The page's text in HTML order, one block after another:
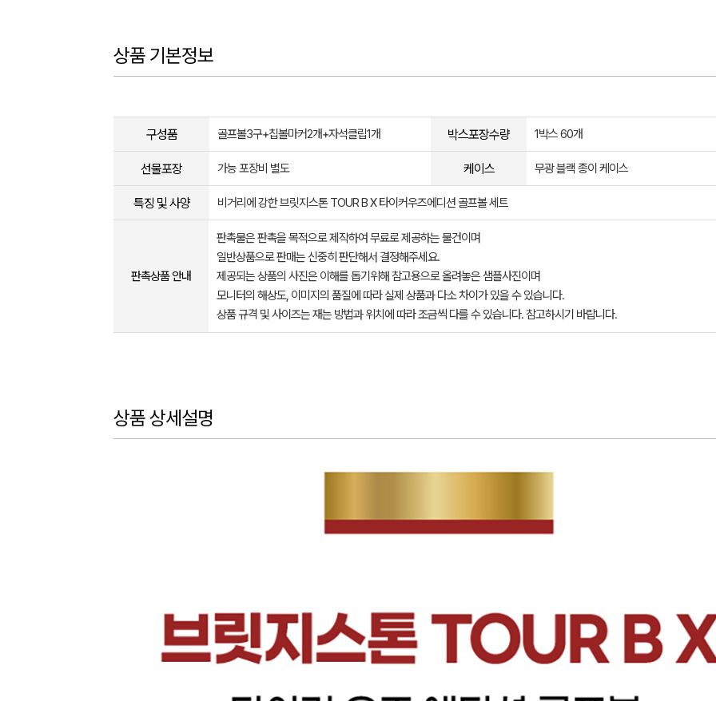
상품 기본정보
구성품 골프볼3구+칩볼마커2개+자석클립1개 박스포장수량 1박스 60개
선물포장 가능 포장비 별도 케이스 무광 블랙 종이 케이스
특징 및 사양 비거리에 강한 브릿지스톤 TOUR B X 타이커우즈에디션 골프볼 세트
판촉상품 안내
판촉물은 판촉을 목적으로 제작하여 무료로 제공하는 물건이며
일반상품으로 판매는 신중히 판단해서 결정해주세요.
제공되는 상품의 사진은 이해를 돕기위해 참고용으로 올려놓은 샘플사진이며
모니터의 해상도, 이미지의 품질에 따라 실제 상품과 다소 차이가 있을 수 있습니다.
상품 규격 및 사이즈는 재는 방법과 위치에 따라 조금씩 다를 수 있습니다. 참고하시기 바랍니다.
상품 상세설명